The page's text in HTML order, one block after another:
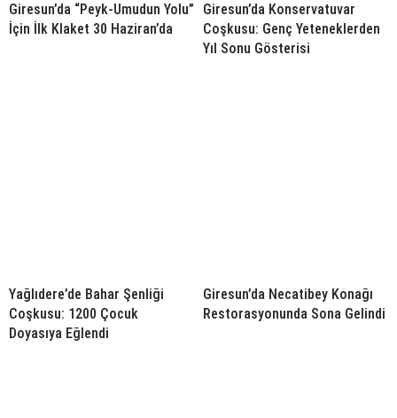
Giresun’da “Peyk-Umudun Yolu”
İçin İlk Klaket 30 Haziran’da
Giresun’da Konservatuvar
Coşkusu: Genç Yeteneklerden
Yıl Sonu Gösterisi
Yağlıdere’de Bahar Şenliği
Coşkusu: 1200 Çocuk
Doyasıya Eğlendi
Giresun’da Necatibey Konağı
Restorasyonunda Sona Gelindi